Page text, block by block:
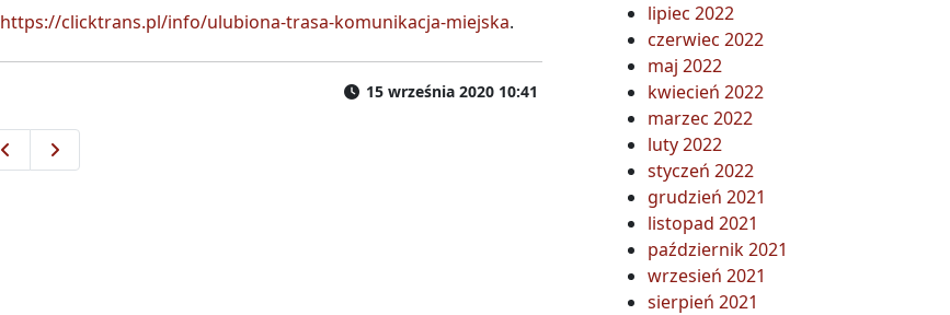
https://clicktrans.pl/info/ulubiona-trasa-komunikacja-miejska.
15 września 2020 10:41
Od 10 września zmiana lokalizacji przystanku „Sosnkowskiego-CH”
Zmiany w komunikacji miejskiej podczas 51 Rajdu Festiwalowego – 27 września
lipiec 2022
czerwiec 2022
maj 2022
kwiecień 2022
marzec 2022
luty 2022
styczeń 2022
grudzień 2021
listopad 2021
październik 2021
wrzesień 2021
sierpień 2021